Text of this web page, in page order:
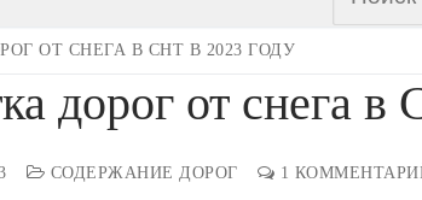
ОТ СНЕГА В СНТ В 2023 ГОДУ
дорог от снега
СОДЕРЖАНИЕ ДОРОГ 1